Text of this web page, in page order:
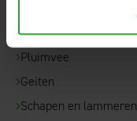
Varkens
Pluimvee
Geiten
Schapen en lammeren